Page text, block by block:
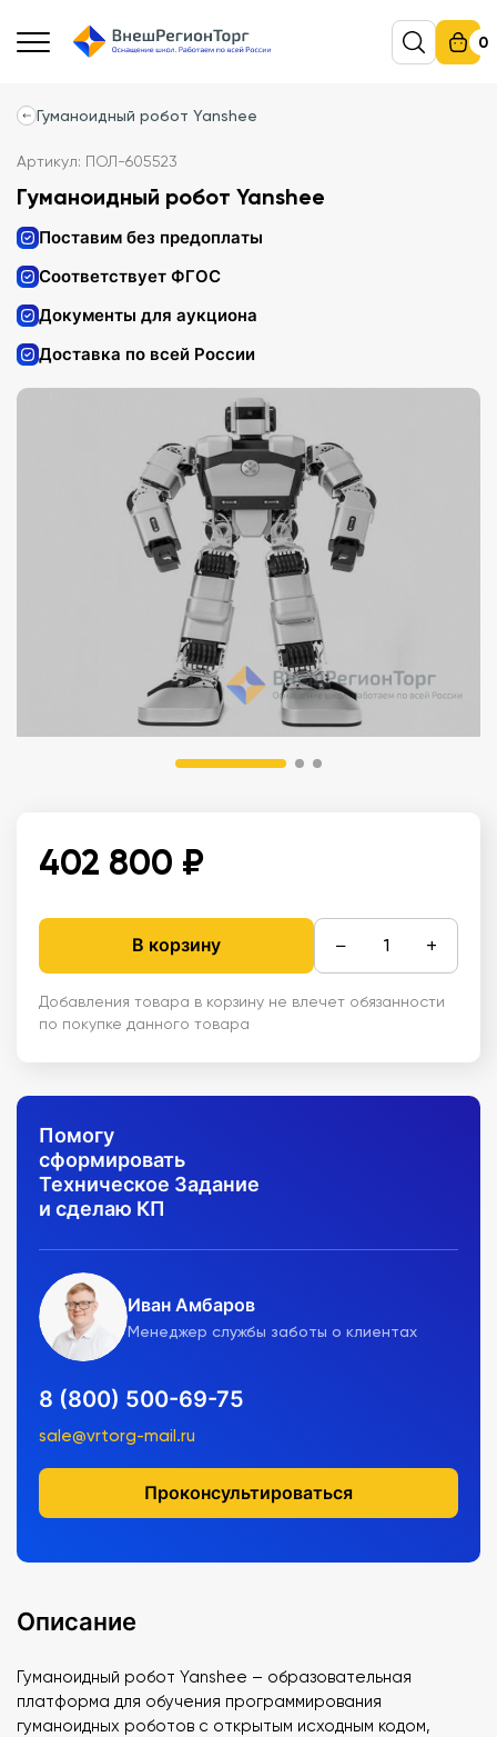
0
Гуманоидный робот Yanshee
Артикул: ПОЛ-605523
Гуманоидный робот Yanshee
Поставим без предоплаты
Соответствует ФГОС
Документы для аукциона
Доставка по всей России
402 800 ₽
В корзину − +
Добавления товара в корзину не влечет обязанности
по покупке данного товара
Помогу
сформировать
Техническое Задание
и сделаю КП
Иван Амбаров
Менеджер службы заботы о клиентах
8 (800) 500-69-75
sale@vrtorg-mail.ru
Проконсультироваться
Описание
Гуманоидный робот Yanshee – образовательная
платформа для обучения программирования
гуманоидных роботов с открытым исходным кодом,